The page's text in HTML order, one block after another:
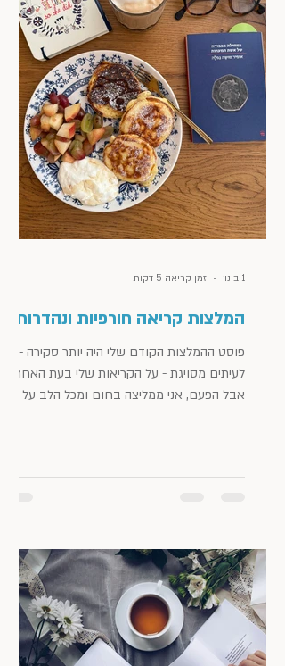
המלצות קריאה חורפיות ונהדרות
פוסט ההמלצות הקודם שלי היה יותר סקירה -
לעיתים מסויגת - על הקריאות שלי בעת
אבל הפעם, אני ממליצה בחום ומכל הלב על
להצלחה ולהנאה שהביא עימו הספר. אז ככה:
אבל לא ברור למה, ולאן, ומה עלה בגורלו. הספר
מתחיל מנקודת מבטו של דני, שמקבל טלפון
ממוסד פסיכיאטרי בלונדון, בו הוא מתבשר שאבי
1 בינו׳ זמן קריאה 5 דקות